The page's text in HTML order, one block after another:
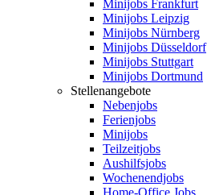
Minijobs Frankfurt
Minijobs Leipzig
Minijobs Nürnberg
Minijobs Düsseldorf
Minijobs Stuttgart
Minijobs Dortmund
Stellenangebote
Nebenjobs
Ferienjobs
Minijobs
Teilzeitjobs
Aushilfsjobs
Wochenendjobs
Home-Office Jobs